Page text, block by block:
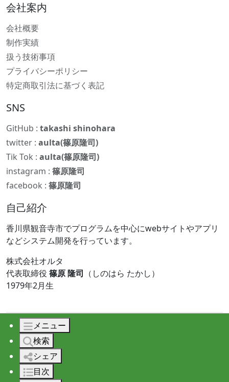
会社案内
会社概要
制作実績
扱う技術事項
プライバシーポリシー
特定商取引法に基づく表記
SNS
GitHub : takashi shinohara
twitter : aulta(篠原隆司)
Tik Tok : aulta(篠原隆司)
instagram : 篠原隆司
facebook : 篠原隆司
自己紹介
香川県観音寺市でプログラムを中心にwebサイトやアプリ
などシステム開発を行っています。
株式会社オルタ
代表取締役 篠原 隆司 （しのはら たかし）
1979年2月生
© 2026 株式会社オルタ All rights reserved.
メニュー
検索
シェア
目次